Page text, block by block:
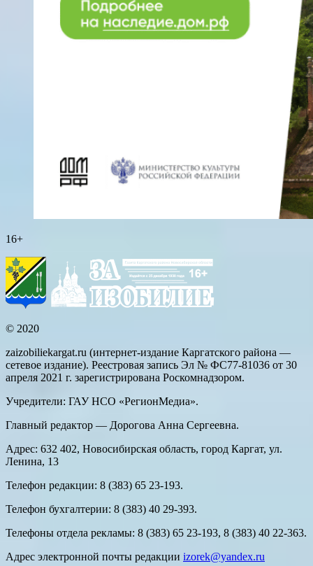
16+
© 2020
zaizobiliekargat.ru (интернет-издание Каргатского района —
сетевое издание). Реестровая запись Эл № ФС77-81036 от 30
апреля 2021 г. зарегистрирована Роскомнадзором.
Учредители: ГАУ НСО «РегионМедиа».
Главный редактор — Дорогова Анна Сергеевна.
Адрес: 632 402, Новосибирская область, город Каргат, ул.
Ленина, 13
Телефон редакции: 8 (383) 65 23-193.
Телефон бухгалтерии: 8 (383) 40 29-393.
Телефоны отдела рекламы: 8 (383) 65 23-193, 8 (383) 40 22-363.
Адрес электронной почты редакции izorek@yandex.ru